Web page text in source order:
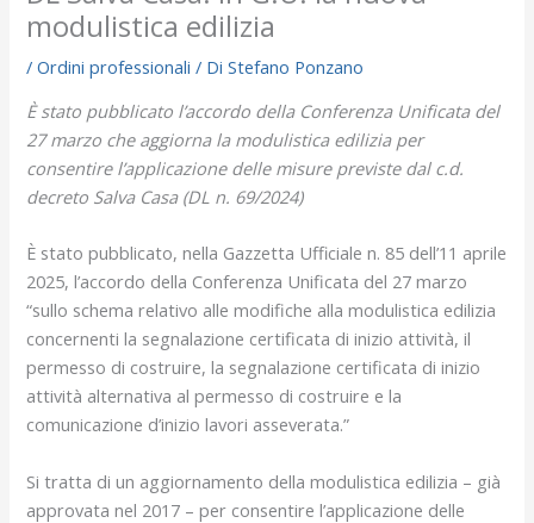
modulistica edilizia
/Ordini professionali / DiStefano Ponzano
È stato pubblicato l’accordo della Conferenza Unificata del
27 marzo che aggiorna la modulistica edilizia per
consentire l’applicazione delle misure previste dal c.d.
decreto Salva Casa (DL n. 69/2024)
È stato pubblicato, nella Gazzetta Ufficiale n. 85 dell’11 aprile
2025, l’accordo della Conferenza Unificata del 27 marzo
“sullo schema relativo alle modifiche alla modulistica edilizia
concernenti la segnalazione certificata di inizio attività, il
permesso di costruire, la segnalazione certificata di inizio
attività alternativa al permesso di costruire e la
comunicazione d’inizio lavori asseverata.”
Si tratta di un aggiornamento della modulistica edilizia – già
approvata nel 2017 – per consentire l’applicazione delle